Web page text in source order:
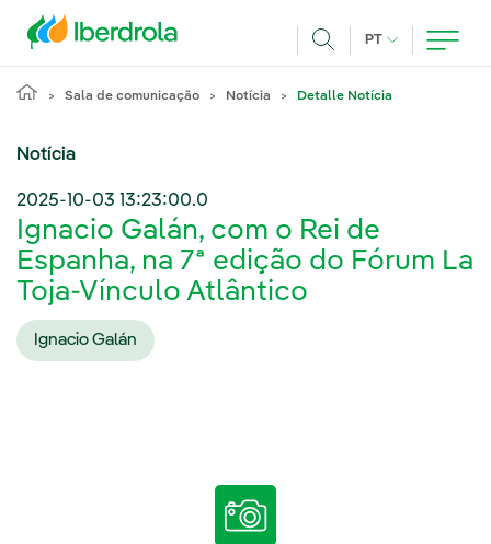
PT IDIOMA ATUAL,
Sala de comunicação Notícia Detalle Notícia
Notícia
2025-10-03 13:23:00.0
Ignacio Galán, com o Rei de
Espanha, na 7ª edição do Fórum La
Toja-Vínculo Atlântico
Ignacio Galán